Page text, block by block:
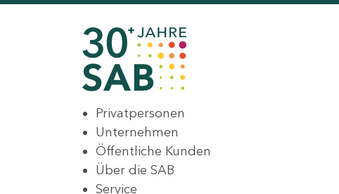
Privatpersonen
Unternehmen
Öffentliche Kunden
Über die SAB
Service